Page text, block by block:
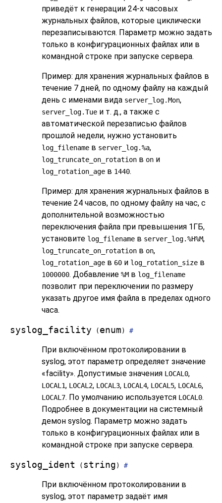
приведёт к генерации 24-х часовых
журнальных файлов, которые циклически
перезаписываются. Параметр можно задать
только в конфигурационных файлах или в
командной строке при запуске сервера.
Пример: для хранения журнальных файлов в
течение 7 дней, по одному файлу на каждый
день с именами вида server_log.Mon,
server_log.Tue и т. д., а также с
автоматической перезаписью файлов
прошлой недели, нужно установить
log_filename в server_log.%a,
log_truncate_on_rotation в on и
log_rotation_age в 1440.
Пример: для хранения журнальных файлов в
течение 24 часов, по одному файлу на час, с
дополнительной возможностью
переключения файла при превышения 1ГБ,
установите log_filename в server_log.%H%M,
log_truncate_on_rotation в on,
log_rotation_age в 60 и log_rotation_size в
1000000. Добавление %M в log_filename
позволит при переключении по размеру
указать другое имя файла в пределах одного
часа.
syslog_facility ( enum ) #
При включённом протоколировании в
syslog, этот параметр определяет значение
«facility». Допустимые значения LOCAL0,
LOCAL1, LOCAL2, LOCAL3, LOCAL4, LOCAL5, LOCAL6,
LOCAL7. По умолчанию используется LOCAL0.
Подробнее в документации на системный
демон syslog. Параметр можно задать
только в конфигурационных файлах или в
командной строке при запуске сервера.
syslog_ident ( string ) #
При включённом протоколировании в
syslog, этот параметр задаёт имя